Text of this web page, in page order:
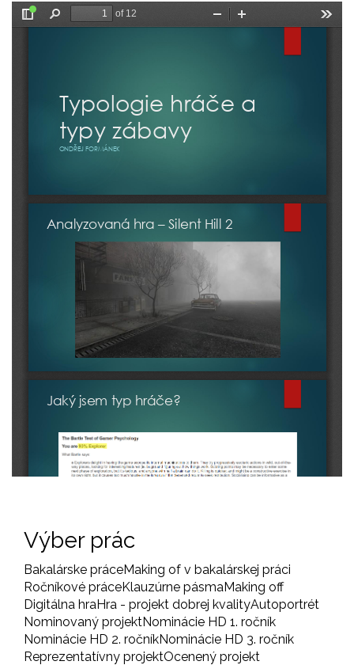
Výber prác
Bakalárske práceMaking of v bakalárskej práci
Ročníkové práceKlauzúrne pásmaMaking off
Digitálna hraHra - projekt dobrej kvalityAutoportrét
Nominovaný projektNominácie HD 1. ročník
Nominácie HD 2. ročníkNominácie HD 3. ročník
Reprezentatívny projektOcenený projekt